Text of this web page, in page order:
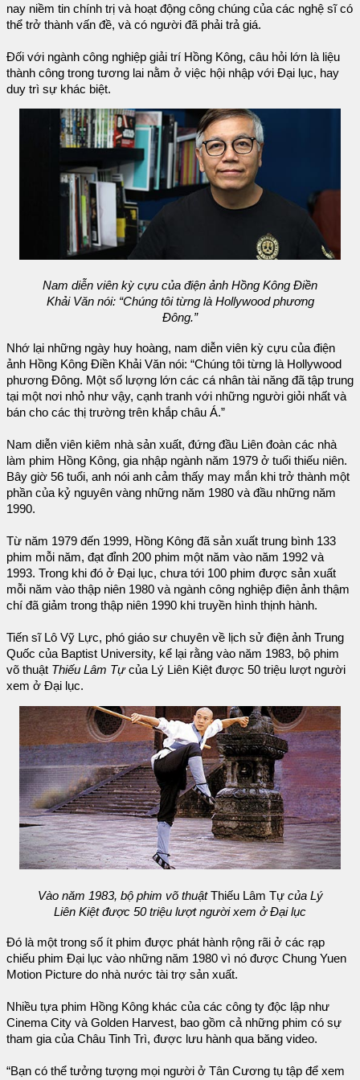
nay niềm tin chính trị và hoạt động công chúng của các nghệ sĩ có
thể trở thành vấn đề, và có người đã phải trả giá.
Đối với ngành công nghiệp giải trí Hồng Kông, câu hỏi lớn là liệu
thành công trong tương lai nằm ở việc hội nhập với Đại lục, hay
duy trì sự khác biệt.
Nam diễn viên kỳ cựu của điện ảnh Hồng Kông Điền
Khải Văn nói: “Chúng tôi từng là Hollywood phương
Đông.”
Nhớ lại những ngày huy hoàng, nam diễn viên kỳ cựu của điện
ảnh Hồng Kông Điền Khải Văn nói: “Chúng tôi từng là Hollywood
phương Đông. Một số lượng lớn các cá nhân tài năng đã tập trung
tại một nơi nhỏ như vậy, cạnh tranh với những người giỏi nhất và
bán cho các thị trường trên khắp châu Á.”
Nam diễn viên kiêm nhà sản xuất, đứng đầu Liên đoàn các nhà
làm phim Hồng Kông, gia nhập ngành năm 1979 ở tuổi thiếu niên.
Bây giờ 56 tuổi, anh nói anh cảm thấy may mắn khi trở thành một
phần của kỷ nguyên vàng những năm 1980 và đầu những năm
1990.
Từ năm 1979 đến 1999, Hồng Kông đã sản xuất trung bình 133
phim mỗi năm, đạt đỉnh 200 phim một năm vào năm 1992 và
1993. Trong khi đó ở Đại lục, chưa tới 100 phim được sản xuất
mỗi năm vào thập niên 1980 và ngành công nghiệp điện ảnh thậm
chí đã giảm trong thập niên 1990 khi truyền hình thịnh hành.
Tiến sĩ Lô Vỹ Lực, phó giáo sư chuyên về lịch sử điện ảnh Trung
Quốc của Baptist University, kể lại rằng vào năm 1983, bộ phim
võ thuật Thiếu Lâm Tựcủa Lý Liên Kiệt được 50 triệu lượt người
xem ở Đại lục.
Vào năm 1983, bộ phim võ thuậtThiếu Lâm Tựcủa Lý
Liên Kiệt được 50 triệu lượt người xem ở Đại lục
Đó là một trong số ít phim được phát hành rộng rãi ở các rạp
chiếu phim Đại lục vào những năm 1980 vì nó được Chung Yuen
Motion Picture do nhà nước tài trợ sản xuất.
Nhiều tựa phim Hồng Kông khác của các công ty độc lập như
Cinema City và Golden Harvest, bao gồm cả những phim có sự
tham gia của Châu Tinh Trì, được lưu hành qua băng video.
“Bạn có thể tưởng tượng mọi người ở Tân Cương tụ tập để xem